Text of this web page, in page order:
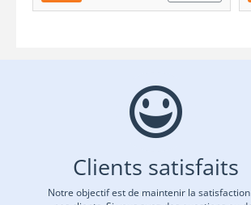
Clients satisfaits
Notre objectif est de maintenir la